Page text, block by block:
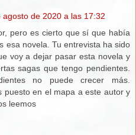
agosto de 2020 a las 17:32
pero es cierto que sí que había
esa novela. Tu entrevista ha sido
voy a dejar pasar esta novela y
sagas que tengo pendientes.
no puede crecer más.
puesto en el mapa a este autor y
leemos